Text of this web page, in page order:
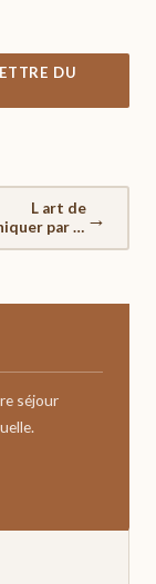
DU
L art de
par le
toucher 2
→
séjour